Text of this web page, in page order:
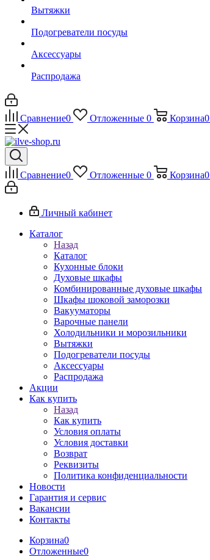
Вытяжки
Подогреватели посуды
Аксессуары
Распродажа
Сравнение0 Отложенные 0 Корзина0
Сравнение0 Отложенные 0 Корзина0
Личный кабинет
Каталог
Назад
Каталог
Кухонные блоки
Духовые шкафы
Комбинированные духовые шкафы
Шкафы шоковой заморозки
Вакууматоры
Варочные панели
Холодильники и морозильники
Вытяжки
Подогреватели посуды
Аксессуары
Распродажа
Акции
Как купить
Назад
Как купить
Условия оплаты
Условия доставки
Возврат
Реквизиты
Политика конфиденциальности
Новости
Гарантия и сервис
Вакансии
Контакты
Корзина0
Отложенные0